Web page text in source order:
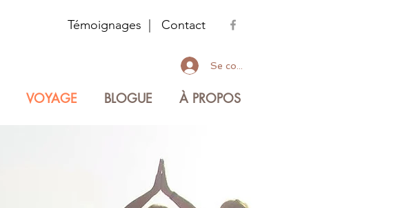
Témoignages Contact
Se connecter
VOYAGE BLOGUE À PROPOS